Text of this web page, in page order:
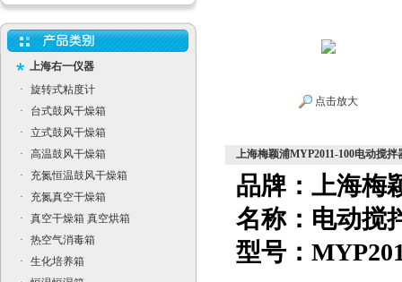
上海右一仪器
·
旋转式粘度计
·
台式鼓风干燥箱
·
立式鼓风干燥箱
·
高温鼓风干燥箱
·
充氮恒温鼓风干燥箱
·
充氮真空干燥箱
·
真空干燥箱 真空烘箱
·
热空气消毒箱
·
生化培养箱
点击放大
上海梅颖浦MYP2011-100电动搅拌
品牌：上海梅
名称：电动搅
型号：